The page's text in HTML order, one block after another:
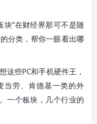
块”在财经界那可不是随
分类，帮你一眼看出哪
这些PC和手机硬件王，
当劳、肯德基一类的外
一个板块，几个行业的